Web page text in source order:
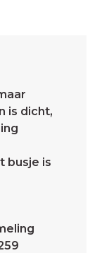
is dicht,
busje is